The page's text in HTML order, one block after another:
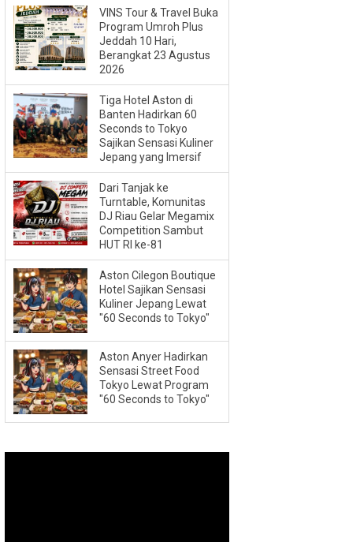
VINS Tour & Travel Buka
Program Umroh Plus
Jeddah 10 Hari,
Berangkat 23 Agustus
2026
Tiga Hotel Aston di
Banten Hadirkan 60
Seconds to Tokyo
Sajikan Sensasi Kuliner
Jepang yang Imersif
Dari Tanjak ke
Turntable, Komunitas
DJ Riau Gelar Megamix
Competition Sambut
HUT RI ke-81
Aston Cilegon Boutique
Hotel Sajikan Sensasi
Kuliner Jepang Lewat
"60 Seconds to Tokyo"
Aston Anyer Hadirkan
Sensasi Street Food
Tokyo Lewat Program
"60 Seconds to Tokyo"